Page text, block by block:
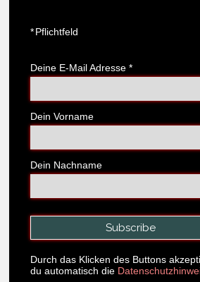
*Pflichtfeld
Deine E-Mail Adresse *
Dein Vorname
Dein Nachname
Durch das Klicken des Buttons
du automatisch die